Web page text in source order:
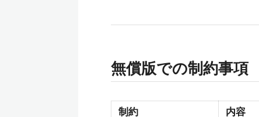
無償版での制約事項
制約 内容